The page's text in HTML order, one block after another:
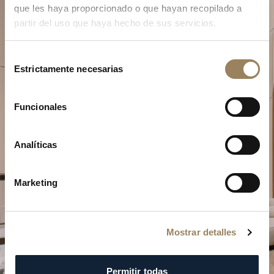
que les haya proporcionado o que hayan recopilado a
partir del uso que haya hecho de sus servicios.
Estrictamente necesarias
Funcionales
Analíticas
Marketing
Mostrar detalles
Permitir todas
Planifique su momento de
Explore nuestras creaciones relojeras en una de